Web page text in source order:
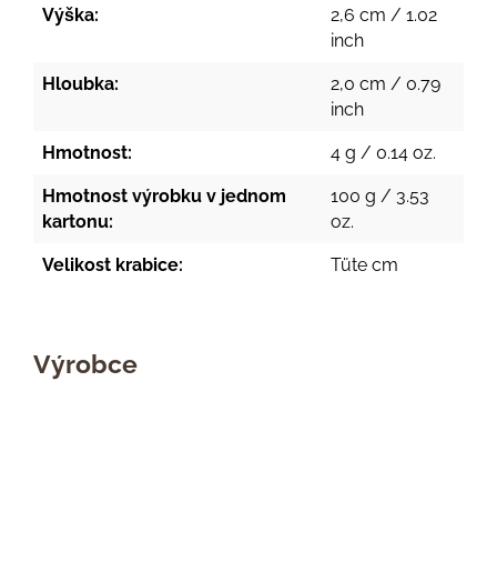
Výška:
2,6 cm / 1.02
inch
Hloubka:
2,0 cm / 0.79
inch
Hmotnost: 4 g / 0.14 oz.
Hmotnost výrobku v jednom
kartonu:
100 g / 3.53
oz.
Velikost krabice: Tüte cm
Výrobce